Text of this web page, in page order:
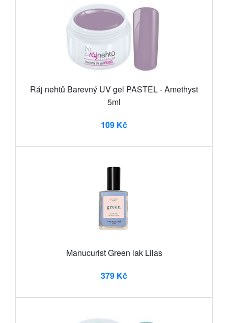
Ráj nehtů Barevný UV gel PASTEL - Amethyst
5ml
109 Kč
Manucurist Green lak Lilas
379 Kč